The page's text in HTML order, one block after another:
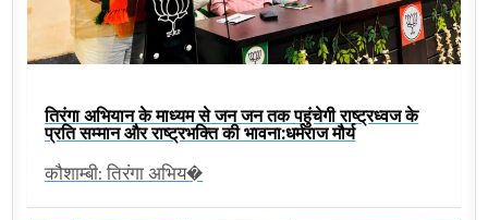
तिरंगा अभियान के माध्यम से जन जन तक पहुंचेगी राष्ट्रध्वज के
प्रति सम्मान और राष्ट्रभक्ति की भावना:धर्मराज मौर्य
कौशाम्बी: तिरंगा अभिय�